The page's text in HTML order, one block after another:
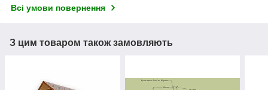
Всі умови повернення
З цим товаром також замовляють